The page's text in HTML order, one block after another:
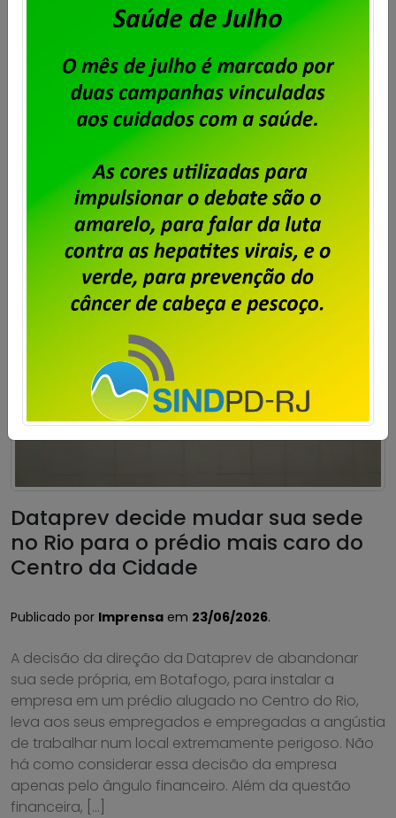
2026, com desconto limitado a 240,00 e direito a
oposição por parte daqueles que não […]
Saiba mais
Dataprev decide mudar sua sede
no Rio para o prédio mais caro do
Centro da Cidade
Publicado por Imprensa em 23/06/2026.
A decisão da direção da Dataprev de abandonar
sua sede própria, em Botafogo, para instalar a
empresa em um prédio alugado no Centro do Rio,
leva aos seus empregados e empregadas a angústia
de trabalhar num local extremamente perigoso. Não
há como considerar essa decisão da empresa
apenas pelo ângulo financeiro. Além da questão
financeira, […]